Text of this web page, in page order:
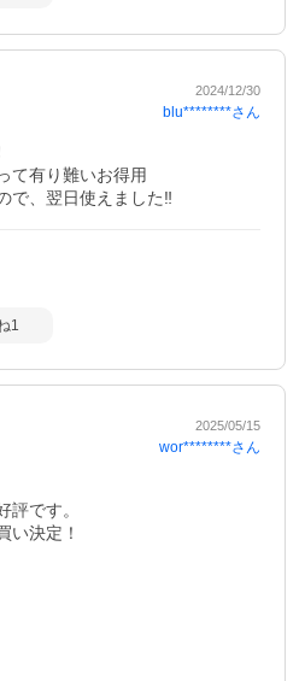
2024/12/30
blu********さん
て有り難いお得用
で、翌日使えました‼️
1
2025/05/15
wor********さん
評です。
い決定！